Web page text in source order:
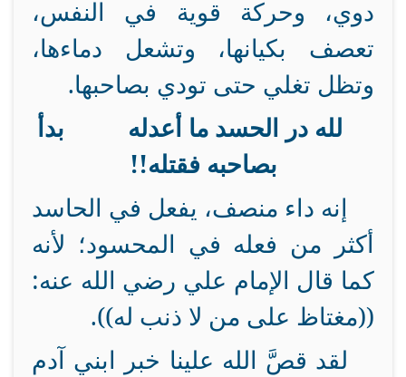
دوي، وحركة قوية في النفس،
تعصف بكيانها، وتشعل دماءها،
وتظل تغلي حتى تودي بصاحبها.
لله در الحسد ما أعدله بدأ
بصاحبه فقتله!!
إنه داء منصف، يفعل في الحاسد
أكثر من فعله في المحسود؛ لأنه
كما قال الإمام علي رضي الله عنه:
((مغتاظ على من لا ذنب له)).
لقد قصَّ الله علينا خبر ابني آدم